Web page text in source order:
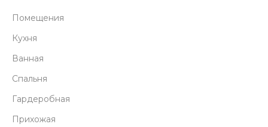
Помещения
Кухня
Ванная
Спальня
Гардеробная
Прихожая